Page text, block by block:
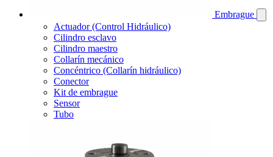
Embrague
Actuador (Control Hidráulico)
Cilindro esclavo
Cilindro maestro
Collarín mecánico
Concéntrico (Collarín hidráulico)
Conector
Kit de embrague
Sensor
Tubo